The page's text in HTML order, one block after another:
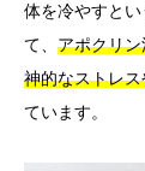
体を冷やすと
て、 アポクリ
神的なストレ
ています。